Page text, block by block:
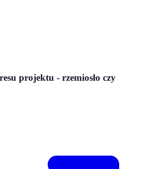
projektu - rzemiosło czy